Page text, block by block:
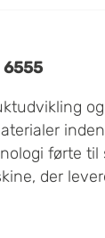
6555
førte til
der